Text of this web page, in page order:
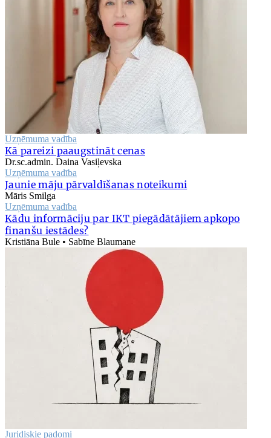
Uzņēmuma vadība
Kā pareizi paaugstināt cenas
Dr.sc.admin. Daina Vasiļevska
Uzņēmuma vadība
Jaunie māju pārvaldīšanas noteikumi
Māris Smilga
Uzņēmuma vadība
Kādu informāciju par IKT piegādātājiem apkopo
finanšu iestādes?
Kristiāna Bule • Sabīne Blaumane
Juridiskie padomi